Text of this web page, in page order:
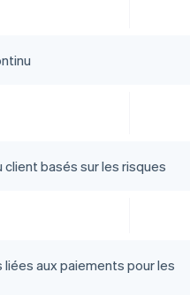
basés sur les risques
aux paiements pour les